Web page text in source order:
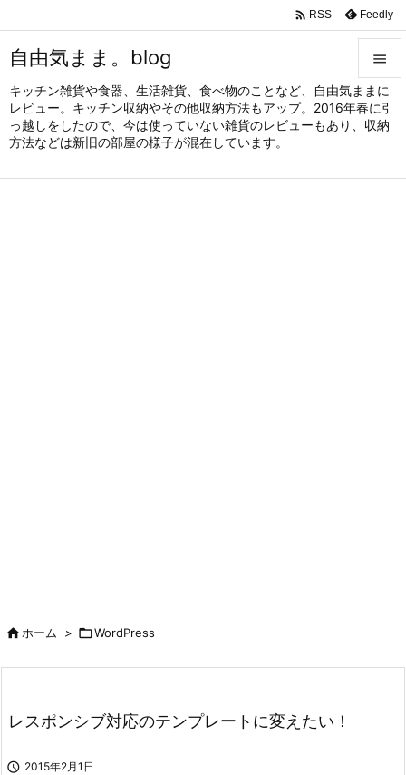
自由気まま。blog
キッチン雑貨や食器、生活雑貨、食べ物のことなど、自由気ままに
レビュー。キッチン収納やその他収納方法もアップ。2016年春に引
っ越しをしたので、今は使っていない雑貨のレビューもあり、収納
方法などは新旧の部屋の様子が混在しています。


メニュ
 RSS Feedly
ホーム > WordPress
レスポンシブ対応のテンプレートに変えたい！
 2015年2月1日